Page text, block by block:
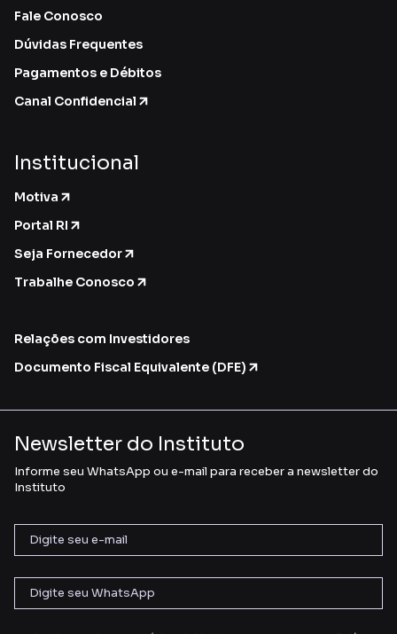
Fale Conosco
Dúvidas Frequentes
Pagamentos e Débitos
Canal Confidencial
Institucional
Motiva
Portal RI
Seja Fornecedor
Trabalhe Conosco
Relações com Investidores
Documento Fiscal Equivalente (DFE)
Newsletter do Instituto
Informe seu WhatsApp ou e-mail para receber a newsletter do
Instituto